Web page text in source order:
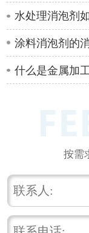
水处理消泡剂
涂料消泡剂的
什么是金属加
按需